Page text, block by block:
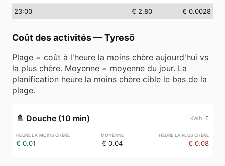
23:00 € 2.80 € 0.0028
Coût des activités—Tyresö
Plage = coût à l'heure la moins chère aujourd'hui vs
la plus chère. Moyenne = moyenne du jour. La
planification heure la moins chère cible le bas de la
plage.
🚿 Douche (10 min) 6
€ 0.01 € 0.04 € 0.08